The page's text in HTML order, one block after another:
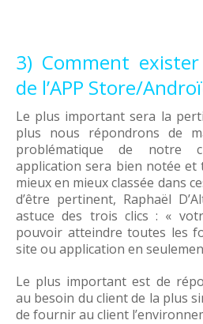
3) Comment
de l’APP Store/
Le plus important sera la
plus nous répondrons de
problématique de notre
application sera bien notée et
mieux en mieux classée dans
d’être pertinent, Raphaël
astuce des trois clics : «
pouvoir atteindre toutes les
site ou application en
Le plus important est de
au besoin du client de la plus
de fournir au client